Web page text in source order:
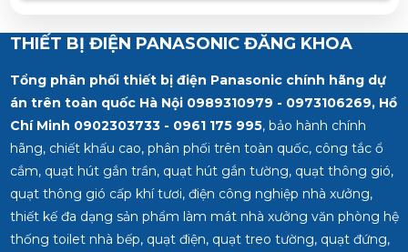
THIẾT BỊ ĐIỆN PANASONIC ĐĂNG KHOA
Tổng phân phối thiết bị điện Panasonic chính hãng dự
án trên toàn quốc Hà Nội 0989310979 - 0973106269, Hồ
Chí Minh 0902303733 - 0961 175 995, bảo hành chính
hãng, chiết khấu cao, phân phối trên toàn quốc, công tắc ổ
cắm, quạt hút gắn trần, quạt hút gắn tường, quạt thông gió,
quạt thông gió cấp khí tươi, điện công nghiệp nhà xưởng,
thiết kế đa dạng sản phẩm làm mát nhà xưởng văn phòng hệ
thống toilet nhà bếp, quạt điện, quạt treo tường, quạt đứng,